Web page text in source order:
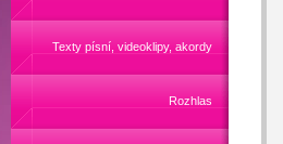
Texty písní, videoklipy, akordy
Rozhlas